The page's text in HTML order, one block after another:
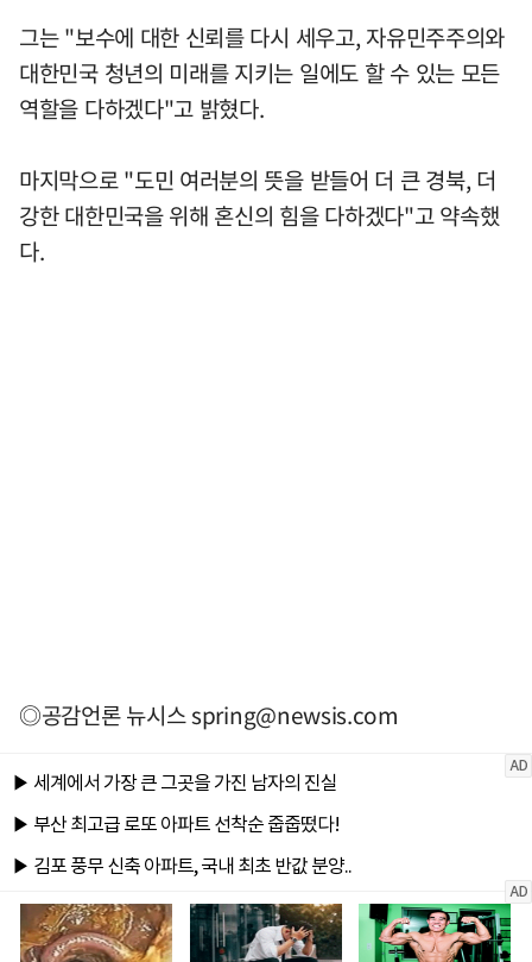
그는 "보수에 대한 신뢰를 다시 세우고, 자유민주주의와
대한민국 청년의 미래를 지키는 일에도 할 수 있는 모든
역할을 다하겠다"고 밝혔다.
마지막으로 "도민 여러분의 뜻을 받들어 더 큰 경북, 더
강한 대한민국을 위해 혼신의 힘을 다하겠다"고 약속했
다.
◎공감언론 뉴시스spring@newsis.com